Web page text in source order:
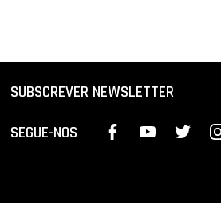
SUBSCREVER NEWSLETTER
SEGUE-NOS